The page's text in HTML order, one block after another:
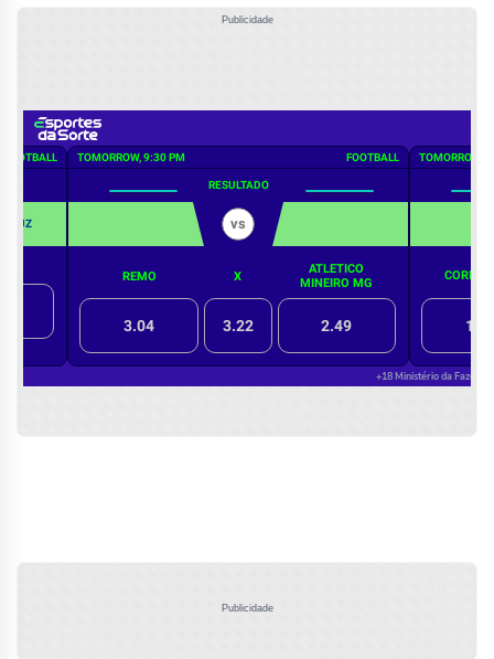
Publicidade
Publicidade